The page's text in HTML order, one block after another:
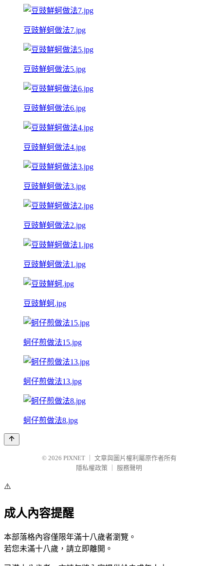
豆豉鮮蚵做法7.jpg
豆豉鮮蚵做法5.jpg
豆豉鮮蚵做法6.jpg
豆豉鮮蚵做法4.jpg
豆豉鮮蚵做法3.jpg
豆豉鮮蚵做法2.jpg
豆豉鮮蚵做法1.jpg
豆豉鮮蚵.jpg
蚵仔煎做法15.jpg
蚵仔煎做法13.jpg
蚵仔煎做法8.jpg
© 2026 PIXNET
文章與圖片權利屬原作者所有
隱私權政策
服務聲明
⚠️
成人內容提醒
本部落格內容僅限年滿十八歲者瀏覽。
若您未滿十八歲，請立即離開。